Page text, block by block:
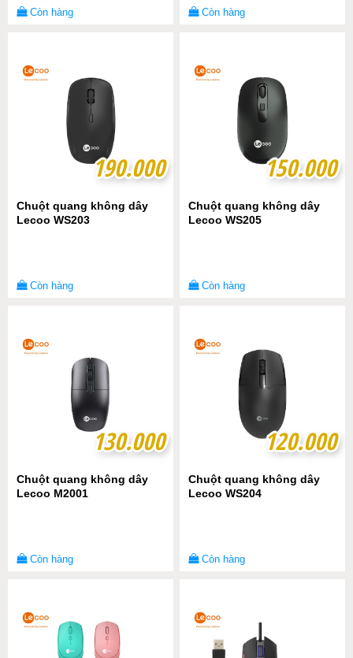
Còn hàng Còn hàng
190.000
190.000
Chuột quang không dây
Lecoo WS203
Còn hàng
150.000
150.000
Chuột quang không dây
Lecoo WS205
Còn hàng
130.000
130.000
Chuột quang không dây
Lecoo M2001
Còn hàng
120.000
120.000
Chuột quang không dây
Lecoo WS204
Còn hàng